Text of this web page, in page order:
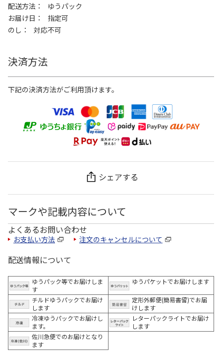
配送方法
ゆうパック
お届け日
指定可
のし
対応不可
決済方法
下記の決済方法がご利用頂けます。
シェアする
マークや記載内容について
よくあるお問い合わせ
お支払い方法 注文のキャンセルについて
配送情報について
ゆうパック等でお届けしま
す
ゆうパケットでお届けします
チルドゆうパックでお届け
します
定形外郵便(簡易書留)でお届
けします
冷凍ゆうパックでお届けし
ます。
レターパックライトでお届け
します
佐川急便でのお届けとなり
ます